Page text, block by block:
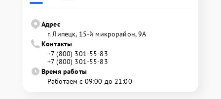
Адрес
г. Липецк, 15-й микрорайон, 9А
Контакты
+7 (800) 301-55-83
+7 (800) 301-55-83
Время работы
Работаем с 09:00 до 21:00